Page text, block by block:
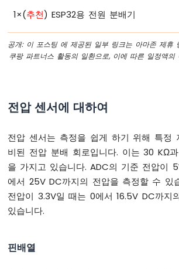
튼
-
버
운
ESP32
-
튼
-
긴
누
은
누
1×(추천) ESP32용 전원 분배기
공개: 이 포스팅 에 제공된 일부 링크는 아마존 제휴
쿠팡 파트너스 활동의 일환으로, 이에 따른 일정액의
전압 센서에 대하여
전압 센서는 측정을 쉽게 하기 위해 특정
비된 전압 분배 회로입니다. 이는 30 KΩ
을 가지고 있습니다. ADC의 기준 전압이
에서 25V DC까지의 전압을 측정할 수 있
전압이 3.3V일 때는 0에서 16.5V DC까지
있습니다.
핀배열